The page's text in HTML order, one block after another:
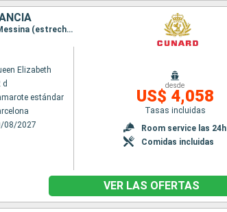
Itinerario : Barcelona, La Valetta, Kotor, Split, Zadar, Trieste, Dubrovnik, Corfú, Messina (estrecho), Nápoles, Civitavecchia - Roma, La Spezia, Ajaccio, Palma de Mallorca, Valencia, Barcelona
Elizabeth
d
estándar
08/2027
desde
US$ 4,058
Tasas incluidas
Room service las 24h
Comidas incluidas
VER LAS OFERTAS